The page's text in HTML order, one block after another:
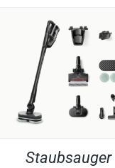
Staubsauger